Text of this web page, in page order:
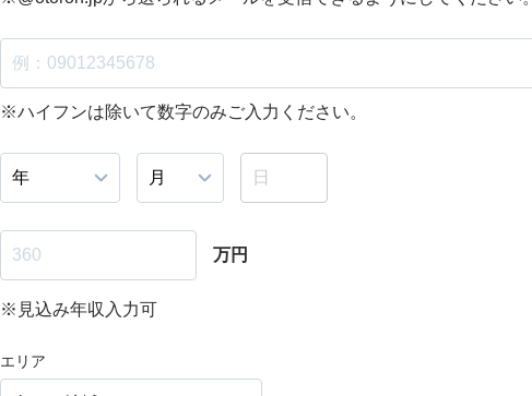
※ハイフンは除いて数字のみご入力ください。
万円
※見込み年収入力可
エリア